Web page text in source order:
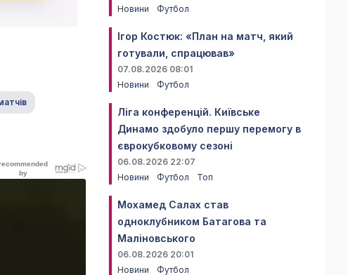
Новини
Футбол
Ігор Костюк: «План на матч, який
готували, спрацював»
07.08.2026 08:01
Новини
Футбол
Ліга конференцій. Київське
Динамо здобуло першу перемогу в
єврокубковому сезоні
06.08.2026 22:07
Новини
Футбол Топ
Мохамед Салах став
одноклубником Батагова та
Маліновського
06.08.2026 20:01
Новини
Футбол